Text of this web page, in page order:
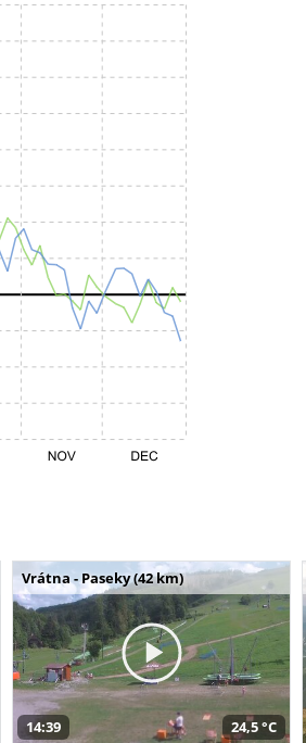
Vrátna - Paseky (42 km)
14:39 24,5 °C